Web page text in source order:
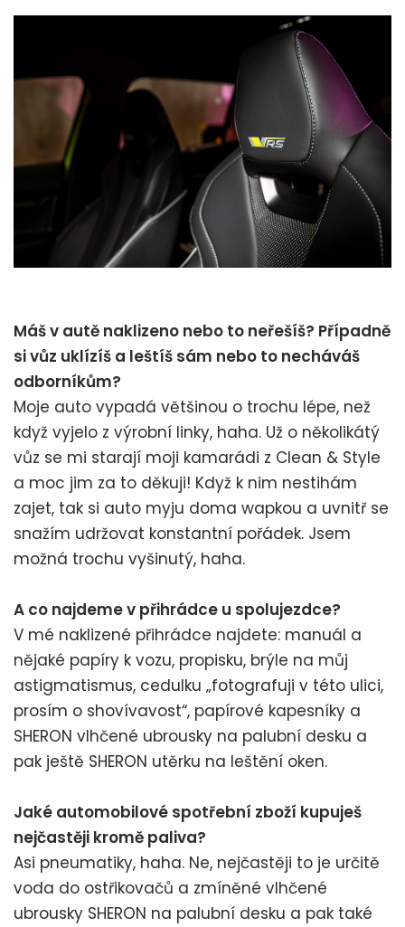
Máš v autě naklizeno nebo to neřešíš? Případně
si vůz uklízíš a leštíš sám nebo to necháváš
odborníkům?
Moje auto vypadá většinou o trochu lépe, než
když vyjelo z výrobní linky, haha. Už o několikátý
vůz se mi starají moji kamarádi z Clean & Style
a moc jim za to děkuji! Když k nim nestihám
zajet, tak si auto myju doma wapkou a uvnitř se
snažím udržovat konstantní pořádek. Jsem
možná trochu vyšinutý, haha.
A co najdeme v přihrádce u spolujezdce?
V mé naklizené přihrádce najdete: manuál a
nějaké papíry k vozu, propisku, brýle na můj
astigmatismus, cedulku „fotografuji v této ulici,
prosím o shovívavost“, papírové kapesníky a
SHERON vlhčené ubrousky na palubní desku a
pak ještě SHERON utěrku na leštění oken.
Jaké automobilové spotřební zboží kupuješ
nejčastěji kromě paliva?
Asi pneumatiky, haha. Ne, nejčastěji to je určitě
voda do ostřikovačů a zmíněné vlhčené
ubrousky SHERON na palubní desku a pak také